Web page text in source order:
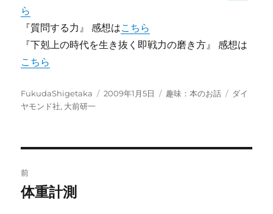
ら
『質問する力』 感想はこちら
『下剋上の時代を生き抜く即戦力の磨き方』 感想は
こちら
投
稿
FukudaShigetaka
投
2009年1月5日
カ
趣味：本のお話
タ
ダイ
ヤモンド社, 大前研一
稿
前
前
体重計測